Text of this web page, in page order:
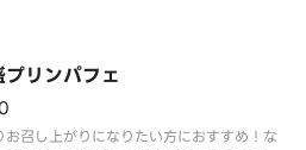
リンパフェ
お召し上がりになりたい方におすすめ！な